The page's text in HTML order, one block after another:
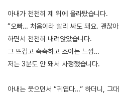
아내가 천천히 제 위에 올라탔습니다.
“오빠… 처음이라 빨리 싸도 돼요. 괜찮
하면서 천천히 내려앉았습니다.
그 뜨겁고 축축하고 조이는 느낌…
저는 3분도 안 돼서 사정했습니다.
아내는 웃으면서 “귀엽다…” 하더니, 그